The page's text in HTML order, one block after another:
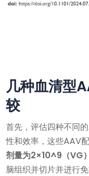
几种血清型
较
首先，评估四种不同
性和效率，这些AAV
剂量为2×10^9（VG
脑组织并切片并进行